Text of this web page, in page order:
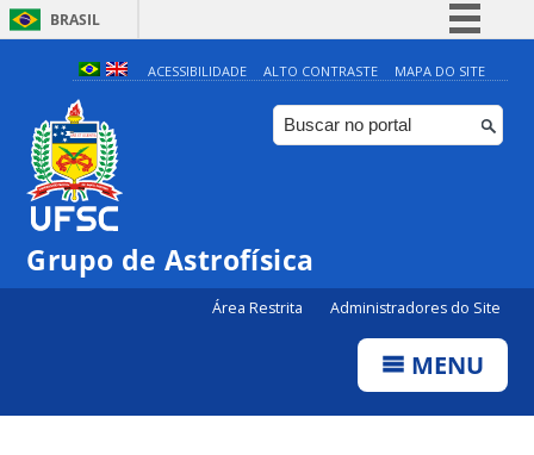
BRASIL
Simplifique!
Comunica BR
Participe
ACESSIBILIDADE ALTO CONTRASTE MAPA DO SITE
Grupo de Astrofísica
Área Restrita Administradores do Site
MENU